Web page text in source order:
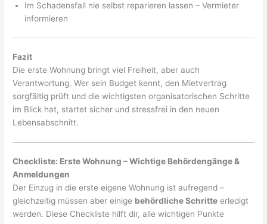
Im Schadensfall nie selbst reparieren lassen – Vermieter
informieren
Fazit
Die erste Wohnung bringt viel Freiheit, aber auch
Verantwortung. Wer sein Budget kennt, den Mietvertrag
sorgfältig prüft und die wichtigsten organisatorischen Schritte
im Blick hat, startet sicher und stressfrei in den neuen
Lebensabschnitt.
Checkliste: Erste Wohnung – Wichtige Behördengänge &
Anmeldungen
Der Einzug in die erste eigene Wohnung ist aufregend –
gleichzeitig müssen aber einige behördliche Schritte erledigt
werden. Diese Checkliste hilft dir, alle wichtigen Punkte